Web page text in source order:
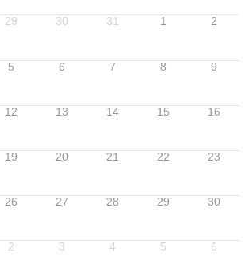
29 30 31 1 2
5 6 7 8 9
12 13 14 15 16
19 20 21 22 23
26 27 28 29 30
2 3 4 5 6